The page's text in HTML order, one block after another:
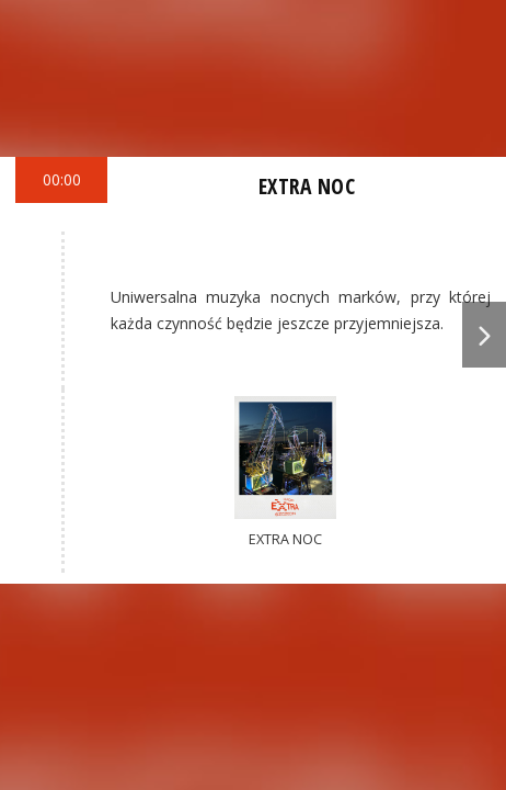
00:00 EXTRA NOC
Uniwersalna muzyka nocnych marków, przy której
każda czynność będzie jeszcze przyjemniejsza.
EXTRA NOC